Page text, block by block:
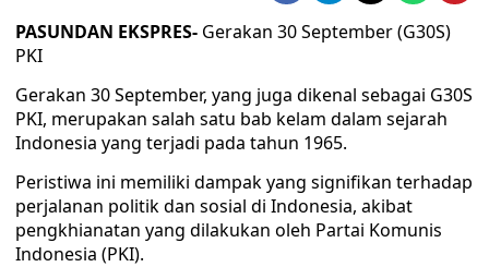
PASUNDAN EKSPRES- Gerakan 30 September (G30S)
PKI
Gerakan 30 September, yang juga dikenal sebagai G30S
PKI, merupakan salah satu bab kelam dalam sejarah
Indonesia yang terjadi pada tahun 1965.
Peristiwa ini memiliki dampak yang signifikan terhadap
perjalanan politik dan sosial di Indonesia, akibat
pengkhianatan yang dilakukan oleh Partai Komunis
Indonesia (PKI).